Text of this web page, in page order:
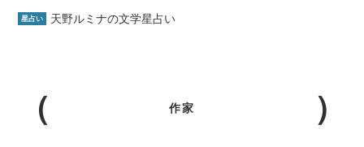
星占い 天野ルミナの文学星占い
作家